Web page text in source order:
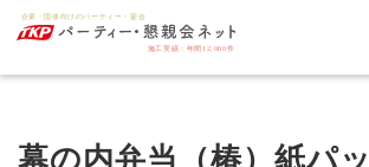
幕の内弁当（椿）紙パ